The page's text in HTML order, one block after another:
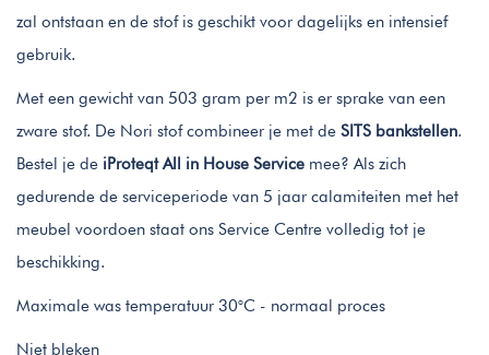
zal ontstaan en de stof is geschikt voor dagelijks en intensief
gebruik.
Met een gewicht van 503 gram per m2 is er sprake van een
zware stof. De Nori stof combineer je met de SITS bankstellen.
Bestel je de iProteqt All in House Service mee? Als zich
gedurende de serviceperiode van 5 jaar calamiteiten met het
meubel voordoen staat ons Service Centre volledig tot je
beschikking.
Maximale was temperatuur 30°C - normaal proces
Niet bleken